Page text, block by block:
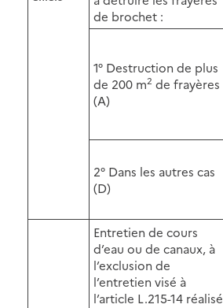
de brochet :
1° Destruction de plus
de 200 m2 de frayères
(A)
2° Dans les autres cas
(D)
Entretien de cours
d’eau ou de canaux, à
l’exclusion de
l’entretien visé à
l’article L.215-14 réalisé